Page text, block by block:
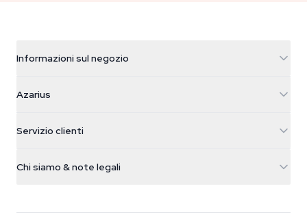
Informazioni sul negozio
Galvaniweg 11
Nederland
+31(0)204897914
Azarius
Smokeshop
Servizio clienti
Chi siamo & note legali
Wiki